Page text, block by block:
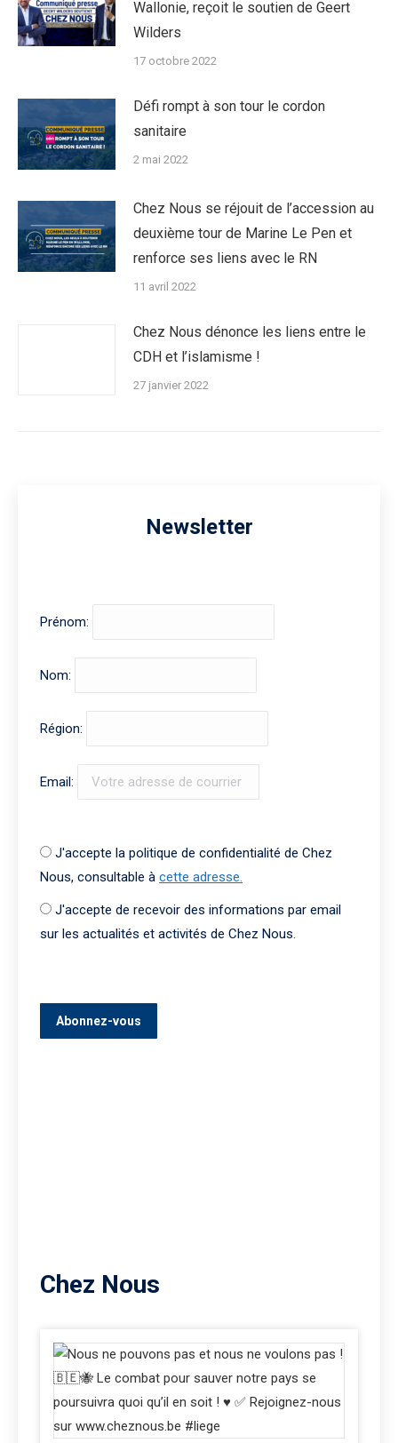
Wallonie, reçoit le soutien de Geert
Wilders
17 octobre 2022
Défi rompt à son tour le cordon
sanitaire
2 mai 2022
Chez Nous se réjouit de l’accession au
deuxième tour de Marine Le Pen et
renforce ses liens avec le RN
11 avril 2022
Chez Nous dénonce les liens entre le
CDH et l’islamisme !
27 janvier 2022
Newsletter
Prénom:
Nom:
Région:
Email:
J'accepte la politique de confidentialité de Chez
Nous, consultable à cette adresse.
J'accepte de recevoir des informations par email
sur les actualités et activités de Chez Nous.
Chez Nous